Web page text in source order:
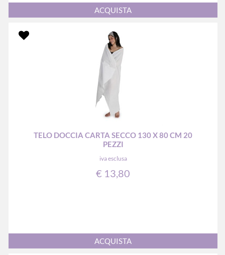
Quantità
ACQUISTA
TELO DOCCIA CARTA SECCO 130 X 80 CM 20
PEZZI
iva esclusa
€ 13,80
Quantità
ACQUISTA